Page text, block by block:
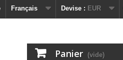
Devise : EUR
Français
Panier (vide)